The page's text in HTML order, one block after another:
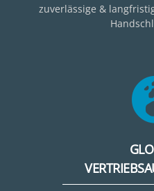
zuverlässige &